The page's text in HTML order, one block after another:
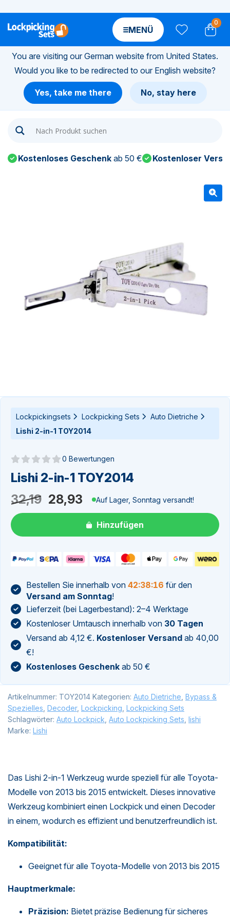
0
MENÜ
You are visiting our German website from United States.
Would you like to be redirected to our English website?
Yes, take me there No, stay here
Kostenloses Geschenk ab 50 € Kostenloser
Lockpickingsets Lockpicking Sets
Auto Dietriche
Lishi 2-in-1 TOY2014
Noch keine Bewertungen
0 Bewertungen
Lishi 2-in-1 TOY2014
32,19 Ursprünglicher
Preis
28,93 Aktueller
Preis
ist:
Auf Lager, Sonntag versandt!
Hinzufügen
Bestellen Sie innerhalb von 42:38:15 für den
Versand am Sonntag!
Lieferzeit (bei Lagerbestand): 2–4 Werktage
Kostenloser Umtausch innerhalb von 30 Tagen
Versand ab 4,12 €. Kostenloser Versand ab 40,00
€!
Kostenloses Geschenk ab 50 €
Artikelnummer: TOY2014 Kategorien: Auto Dietriche Bypass &
Spezielles Decoder, Lockpicking Lockpicking Sets
Schlagwörter: Auto Lockpick Auto Lockpicking Sets lishi
Marke: Lishi
Das Lishi 2-in-1 Werkzeug wurde speziell für alle Toyota-
Modelle von 2013 bis 2015 entwickelt. Dieses innovative
Werkzeug kombiniert einen Lockpick und einen Decoder
in einem, wodurch es effizient und benutzerfreundlich ist.
Kompatibilität:
Geeignet für alle Toyota-Modelle von 2013 bis 2015
Hauptmerkmale:
Präzision: Bietet präzise Bedienung für sicheres